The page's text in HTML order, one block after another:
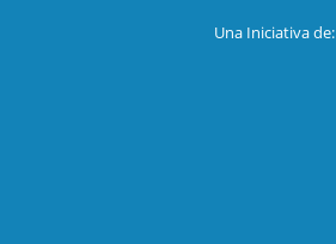
Una Iniciativa de: